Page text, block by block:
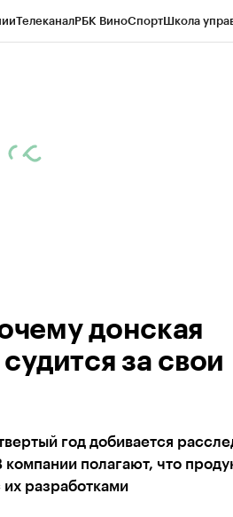
ТелеканалРБК ВиноСпортШкола
донская
за свои
год добивается
полагают, что
разработками